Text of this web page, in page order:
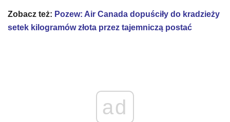
Zobacz też: Pozew: Air Canada dopuściły do kradzieży
setek kilogramów złota przez tajemniczą postać
ad